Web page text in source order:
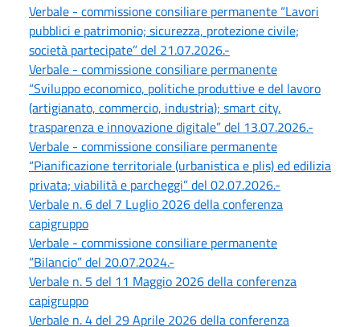
Verbale - commissione consiliare permanente “Lavori
pubblici e patrimonio; sicurezza, protezione civile;
società partecipate” del 21.07.2026.-
Verbale - commissione consiliare permanente
“Sviluppo economico, politiche produttive e del lavoro
(artigianato, commercio, industria); smart city,
trasparenza e innovazione digitale” del 13.07.2026.-
Verbale - commissione consiliare permanente
“Pianificazione territoriale (urbanistica e plis) ed edilizia
privata; viabilità e parcheggi” del 02.07.2026.-
Verbale n. 6 del 7 Luglio 2026 della conferenza
capigruppo
Verbale - commissione consiliare permanente
“Bilancio” del 20.07.2024.-
Verbale n. 5 del 11 Maggio 2026 della conferenza
capigruppo
Verbale n. 4 del 29 Aprile 2026 della conferenza